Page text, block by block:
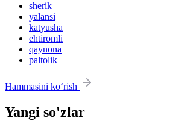
sherik
yalansi
katyusha
ehtiromli
qaynona
paltolik
Hammasini ko‘rish
Yangi so'zlar